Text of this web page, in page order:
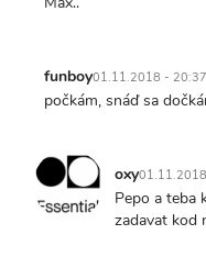
funboy01.11.2018 - 20:37
počkám, snáď sa
oxy
Pepo a teba
zadavat kod